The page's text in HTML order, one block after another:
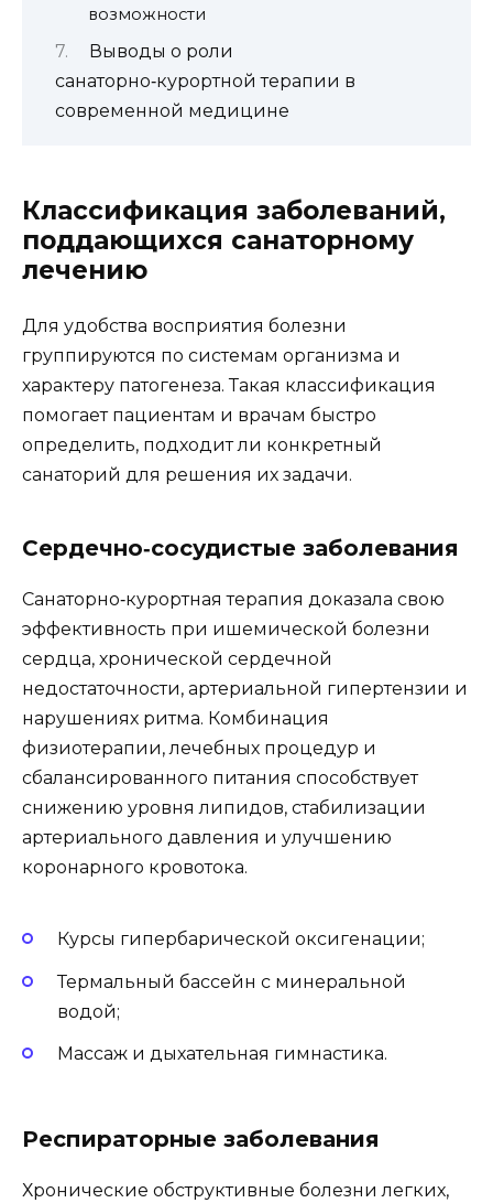
возможности
Выводы о роли
санаторно‑курортной терапии в
современной медицине
Классификация заболеваний,
поддающихся санаторному
лечению
Для удобства восприятия болезни
группируются по системам организма и
характеру патогенеза. Такая классификация
помогает пациентам и врачам быстро
определить, подходит ли конкретный
санаторий для решения их задачи.
Сердечно‑сосудистые заболевания
Санаторно‑курортная терапия доказала свою
эффективность при ишемической болезни
сердца, хронической сердечной
недостаточности, артериальной гипертензии и
нарушениях ритма. Комбинация
физиотерапии, лечебных процедур и
сбалансированного питания способствует
снижению уровня липидов, стабилизации
артериального давления и улучшению
коронарного кровотока.
Курсы гипербарической оксигенации;
Термальный бассейн с минеральной
водой;
Массаж и дыхательная гимнастика.
Респираторные заболевания
Хронические обструктивные болезни легких,